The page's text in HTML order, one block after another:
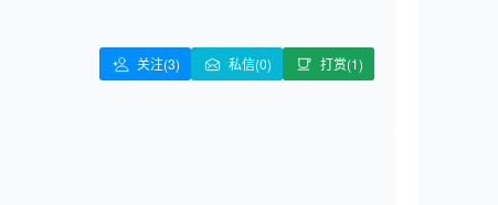
关注(3) 私信(0) 打赏(1)